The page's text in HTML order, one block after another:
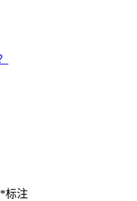
*标注